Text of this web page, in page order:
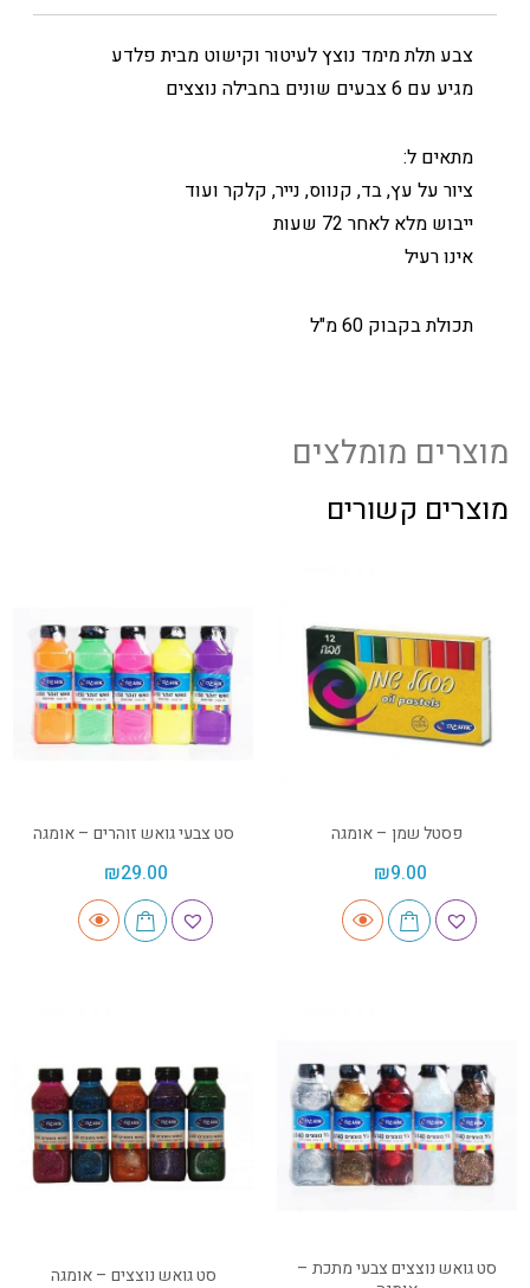
צבע תלת מימד נוצץ לעיטור וקישוט מבית פלדע
מגיע עם 6 צבעים שונים בחבילה נוצצים
מתאים ל:
ציור על עץ, בד, קנווס, נייר, קלקר ועוד
ייבוש מלא לאחר 72 שעות
אינו רעיל
תכולת בקבוק 60 מ"ל
מוצרים מומלצים
מוצרים קשורים
פסטל שמן – אומגה
₪9.00
סט צבעי גואש זוהרים – אומגה
₪29.00
סט גואש נוצצים צבעי מתכת –
סט גואש נוצצים – אומגה